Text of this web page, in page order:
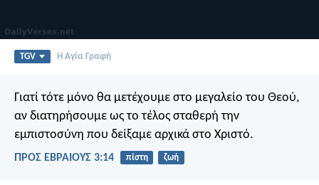
TGV Η Αγία Γραφή
Γιατί τότε μόνο θα μετέχουμε στο μεγαλείο του Θεού,
αν διατηρήσουμε ως το τέλος σταθερή την
εμπιστοσύνη που δείξαμε αρχικά στο Χριστό.
ΠΡΟΣ ΕΒΡΑΙΟΥΣ 3:14 πίστη ζωή